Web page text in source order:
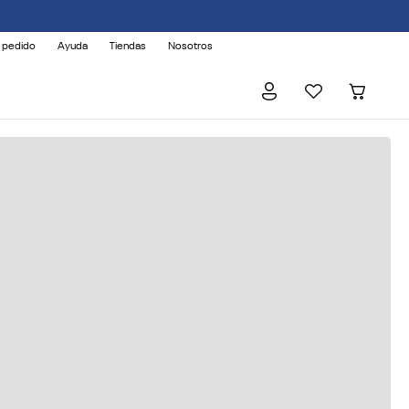
pedido Ayuda Tiendas Nosotros